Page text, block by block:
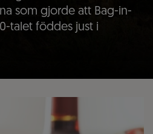
som gjorde att Bag-in-
talet föddes just i